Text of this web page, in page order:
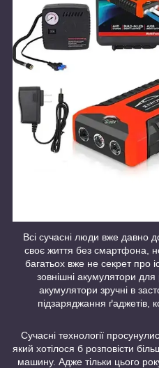
Всі сучасні люди вже давно
своє життя без смартфона,
багатьох вже не секрет про
зовнішні акумулятори для
акумулятори зручні в
підзаряджання ґаджетів,
Сучасні технології
який хотілося б розповісти
машину. Адже тільки цього